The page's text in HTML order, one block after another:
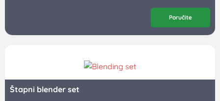
Poručite
Štapni blender set